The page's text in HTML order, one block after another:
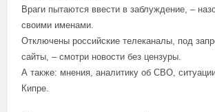
Враги пытаются ввести в заблуждение, –
своими именами.
Отключены российские телеканалы, под
сайты, – смотри новости без цензуры.
А также: мнения, аналитику об СВО,
Кипре.